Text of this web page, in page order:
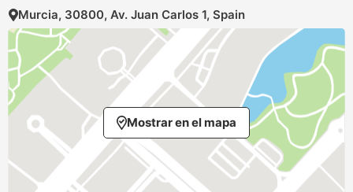
Murcia, 30800, Av. Juan Carlos 1, Spain
Mostrar en el mapa